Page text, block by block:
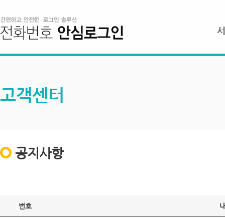
고객센터
공지사항
번호